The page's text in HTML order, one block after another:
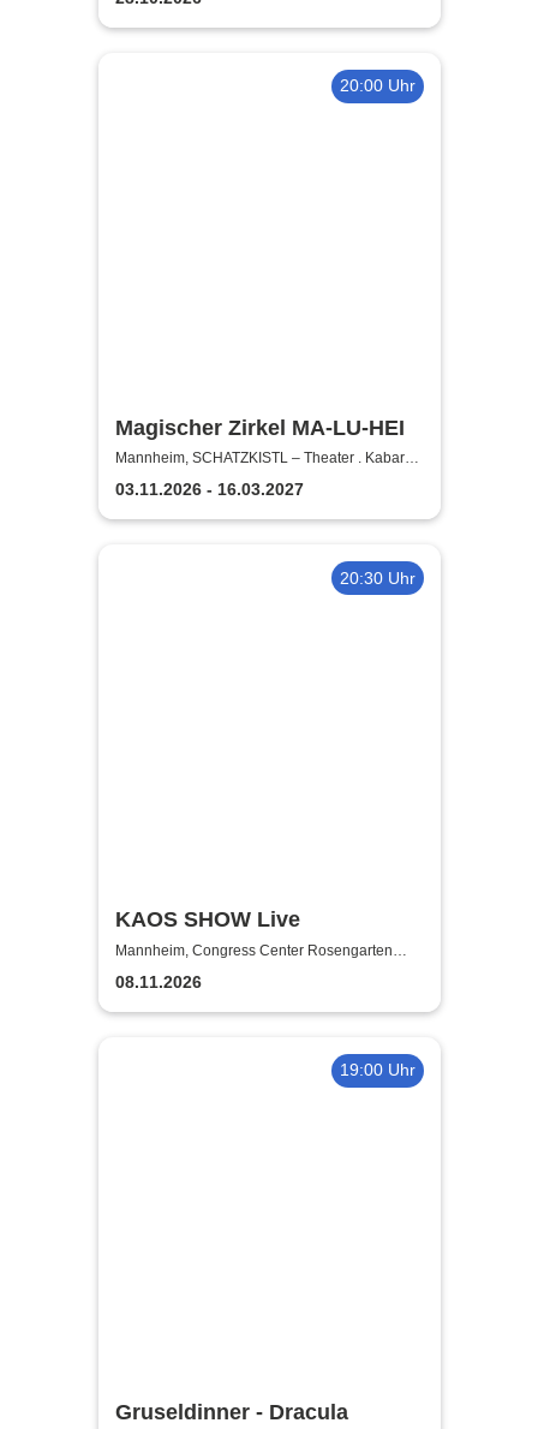
20:00 Uhr
Magischer Zirkel MA-LU-HEI
Mannheim, SCHATZKISTL – Theater . Kabarett
. Club - Im Leonardo Royal Mannheim
03.11.2026 - 16.03.2027
20:30 Uhr
KAOS SHOW Live
Mannheim, Congress Center Rosengarten
Mannheim
08.11.2026
19:00 Uhr
Gruseldinner - Dracula